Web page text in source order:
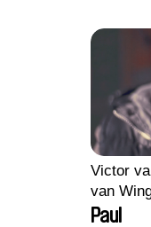
Victor
van
Paul